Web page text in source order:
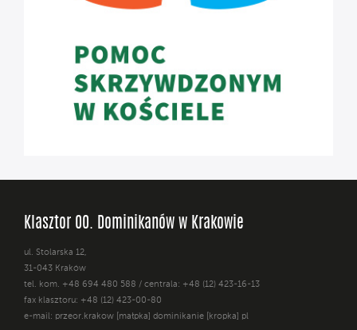
Klasztor OO. Dominikanów w Krakowie
ul. Stolarska 12,
31-043 Kraków
tel. kom. +48 694 480 588 / centrala: +48 (12) 423-16-13
fax klasztoru: +48 (12) 423-00-80
e-mail: przeor.krakow [małpka] dominikanie [kropka] pl